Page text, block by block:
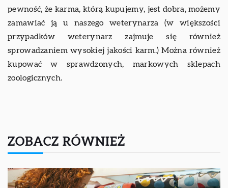
pewność, że karma, którą kupujemy, jest dobra, możemy
zamawiać ją u naszego weterynarza (w większości
przypadków weterynarz zajmuje się również
sprowadzaniem wysokiej jakości karm.) Można również
kupować w sprawdzonych, markowych sklepach
zoologicznych.
ZOBACZ RÓWNIEŻ